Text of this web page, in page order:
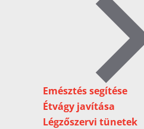
Emésztés segítése
Étvágy javítása
Légzőszervi tünetek